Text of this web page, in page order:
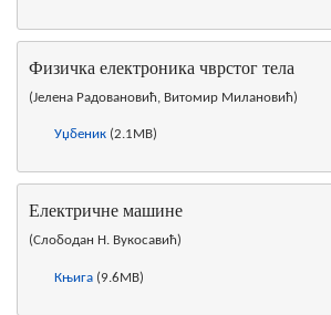
Физичка електроника чврстог тела
(Јелена Радовановић, Витомир Милановић)
Уџбеник (2.1MB)
Електричне машине
(Слободан Н. Вукосавић)
Књига (9.6MB)